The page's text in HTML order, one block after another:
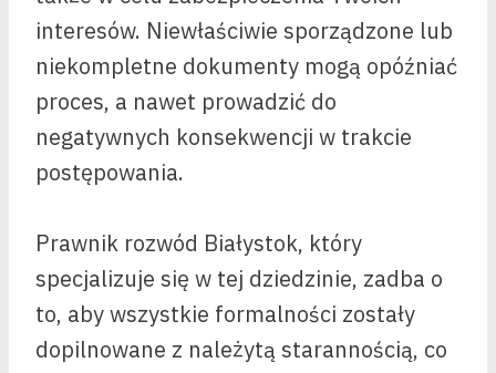
interesów. Niewłaściwie sporządzone lub
niekompletne dokumenty mogą opóźniać
proces, a nawet prowadzić do
negatywnych konsekwencji w trakcie
postępowania.
Prawnik rozwód Białystok, który
specjalizuje się w tej dziedzinie, zadba o
to, aby wszystkie formalności zostały
dopilnowane z należytą starannością, co